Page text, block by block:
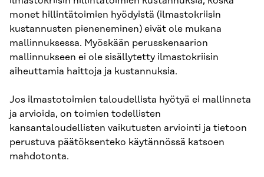
monet hillintätoimien hyödyistä (ilmastokriisin
kustannusten pieneneminen) eivät ole mukana
mallinnuksessa. Myöskään perusskenaarion
mallinnukseen ei ole sisällytetty ilmastokriisin
aiheuttamia haittoja ja kustannuksia.
Jos ilmastotoimien taloudellista hyötyä ei mallinneta
ja arvioida, on toimien todellisten
kansantaloudellisten vaikutusten arviointi ja tietoon
perustuva päätöksenteko käytännössä katsoen
mahdotonta.